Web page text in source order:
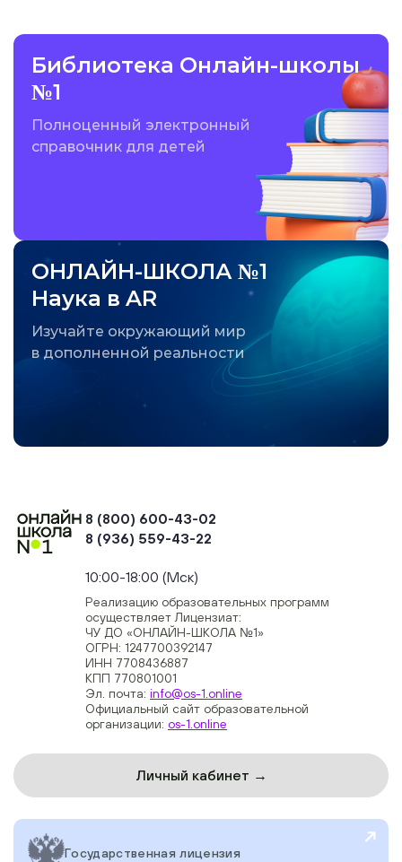
Библиотека Онлайн-школы
№1
Полноценный электронный
справочник для детей
ОНЛАЙН-ШКОЛА №1
Наука в AR
Изучайте окружающий мир
в дополненной реальности
8 (800) 600-43-02
8 (936) 559-43-22
10:00-18:00 (Мск)
Реализацию образовательных программ
осуществляет Лицензиат:
ЧУ ДО «ОНЛАЙН-ШКОЛА №1»
ОГРН: 1247700392147
ИНН 7708436887
КПП 770801001
Эл. почта: info@os-1.online
Официальный сайт образовательной
организации: os-1.online
Личный кабинет →
Государственная лицензия